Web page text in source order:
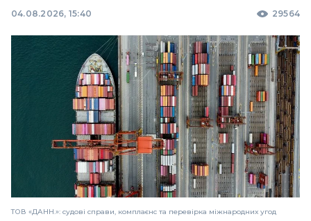
04.08.2026, 15:40 29564
ТОВ «ДАНН.»: судові справи, комплаєнс та перевірка міжнародних угод